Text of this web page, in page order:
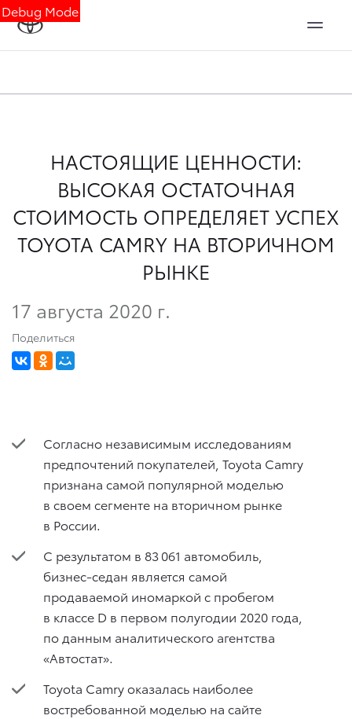
Debug Mode
НАСТОЯЩИЕ ЦЕННОСТИ:
ВЫСОКАЯ ОСТАТОЧНАЯ
СТОИМОСТЬ ОПРЕДЕЛЯЕТ УСПЕХ
TOYOTA CAMRY НА ВТОРИЧНОМ
РЫНКЕ
17 августа 2020 г.
Поделиться
Согласно независимым исследованиям
предпочтений покупателей, Toyota Camry
признана самой популярной моделью
в своем сегменте на вторичном рынке
в России.
С результатом в 83 061 автомобиль,
бизнес-седан является самой
продаваемой иномаркой с пробегом
в классе D в первом полугодии 2020 года,
по данным аналитического агентства
«Автостат».
Toyota Camry оказалась наиболее
востребованной моделью на сайте